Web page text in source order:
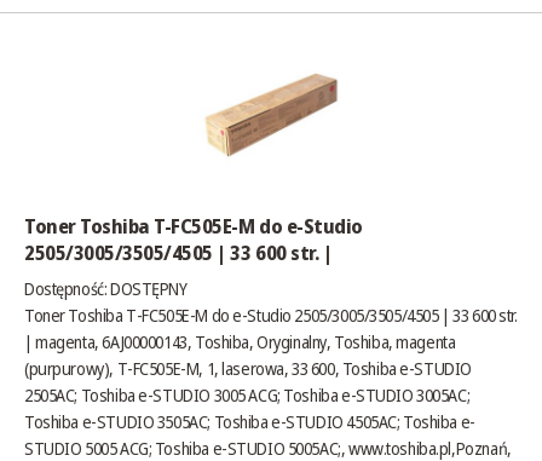
Toner Toshiba T-FC505E-M do e-Studio
2505/3005/3505/4505 | 33 600 str. |
Dostępność:DOSTĘPNY
Toner Toshiba T-FC505E-M do e-Studio 2505/3005/3505/4505 | 33 600 str.
| magenta, 6AJ00000143, Toshiba, Oryginalny, Toshiba, magenta
(purpurowy), T-FC505E-M, 1, laserowa, 33 600, Toshiba e-STUDIO
2505AC; Toshiba e-STUDIO 3005 ACG; Toshiba e-STUDIO 3005AC;
Toshiba e-STUDIO 3505AC; Toshiba e-STUDIO 4505AC; Toshiba e-
STUDIO 5005 ACG; Toshiba e-STUDIO 5005AC;,www.toshiba.pl,Poznań,